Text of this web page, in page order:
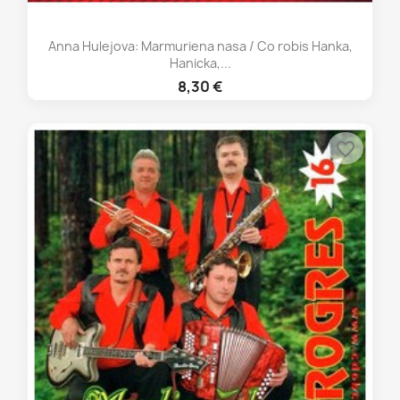
Anna Hulejova: Marmuriena nasa / Co robis Hanka,
Hanicka,...
8,30 €
favorite_border